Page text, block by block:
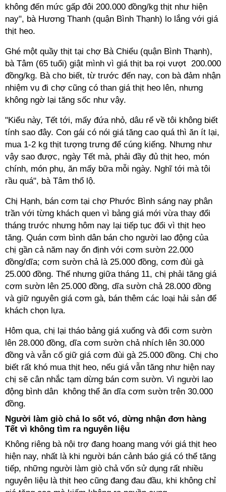
không đến mức gấp đôi 200.000 đồng/kg thịt như hiện
nay", bà Hương Thanh (quận Bình Thạnh) lo lắng với giá
thịt heo.
Ghé một quầy thịt tại chợ Bà Chiểu (quận Bình Thạnh),
bà Tâm (65 tuổi) giật mình vì giá thịt ba rọi vượt 200.000
đồng/kg. Bà cho biết, từ trước đến nay, con bà đảm nhận
nhiệm vụ đi chợ cũng có than giá thịt heo lên, nhưng
không ngờ lại tăng sốc như vậy.
"Kiểu này, Tết tới, mấy đứa nhỏ, dâu rể về tôi không biết
tính sao đây. Con gái có nói giá tăng cao quá thì ăn ít lại,
mua 1-2 kg thịt tượng trưng để cúng kiếng. Nhưng như
vậy sao được, ngày Tết mà, phải đầy đủ thịt heo, món
chính, món phụ, ăn mấy bữa mỗi ngày. Nghĩ tới mà tôi
rầu quá", bà Tâm thổ lộ.
Chị Hạnh, bán cơm tại chợ Phước Bình sáng nay phân
trần với từng khách quen vì bảng giá mới vừa thay đổi
tháng trước nhưng hôm nay lại tiếp tục đổi vì thịt heo
tăng. Quán cơm bình dân bán cho người lao động của
chị gần cả năm nay ổn định với cơm sườn 22.000
đồng/dĩa; cơm sườn chả là 25.000 đồng, cơm đùi gà
25.000 đồng. Thế nhưng giữa tháng 11, chị phải tăng giá
cơm sườn lên 25.000 đồng, dĩa sườn chả 28.000 đồng
và giữ nguyên giá cơm gà, bán thêm các loại hải sản để
khách chọn lựa.
Hôm qua, chị lại tháo bảng giá xuống và đổi cơm sườn
lên 28.000 đồng, dĩa cơm sườn chả nhích lên 30.000
đồng và vẫn cố giữ giá cơm đùi gà 25.000 đồng. Chị cho
biết rất khó mua thịt heo, nếu giá vẫn tăng như hiện nay
chị sẽ cân nhắc tạm dừng bán cơm sườn. Vì người lao
động bình dân không thể ăn dĩa cơm sườn trên 30.000
đồng.
Người làm giò chả lo sốt vó, dừng nhận đơn hàng
Tết vì không tìm ra nguyên liệu
Không riêng bà nội trợ đang hoang mang với giá thịt heo
hiện nay, nhất là khi người bán cảnh báo giá có thể tăng
tiếp, những người làm giò chả vốn sử dụng rất nhiều
nguyên liệu là thịt heo cũng đang đau đầu, khi không chỉ